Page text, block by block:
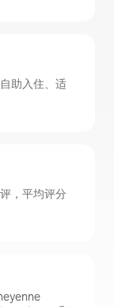
助入住、适
，平均评分